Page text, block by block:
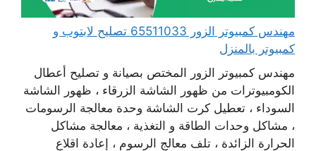
مهندس كمبيوتر الزور 65511033 تصليح لابتوب و
كمبيوتر بالمنزل
مهندس كمبيوتر الزور المختص بصيانة و تصليح أعطال
الكومبيوترات من ظهور الشاشة الزرقاء ، ظهور الشاشة
السوداء ، تعطيل كرت الشاشة وحدة معالجة الرسومات
، مشاكل وحدات الطاقة و التغذية ، معالجة مشاكل
الحرارة الزائدة ، تلف معالج الرسوم ، إعادة اقلاع